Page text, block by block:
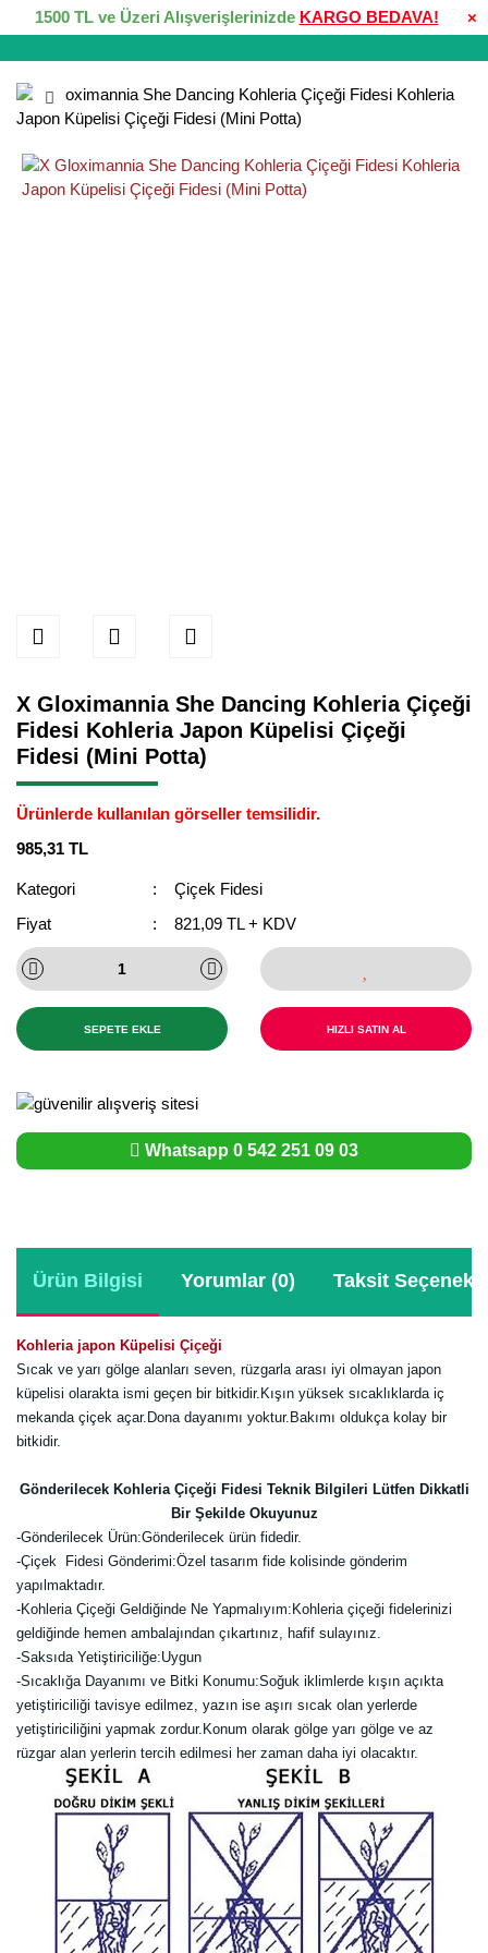
×
1500 TL ve Üzeri Alışverişlerinizde KARGO BEDAVA!
X Gloximannia She Dancing Kohleria Çiçeği
Fidesi Kohleria Japon Küpelisi Çiçeği
Fidesi (Mini Potta)
Ürünlerde kullanılan görseller temsilidir.
985,31 TL
Kategori
Çiçek Fidesi
Fiyat
821,09 TL + KDV
SEPETE EKLE HIZLI SATIN AL
Whatsapp 0 542 251 09 03
Ürün Bilgisi Yorumlar (0) Taksit
Kohleria japon Küpelisi Çiçeği
Sıcak ve yarı gölge alanları seven, rüzgarla arası iyi olmayan japon
küpelisi olarakta ismi geçen bir bitkidir.Kışın yüksek sıcaklıklarda iç
mekanda çiçek açar.Dona dayanımı yoktur.Bakımı oldukça kolay bir
bitkidir.
Gönderilecek Kohleria Çiçeği Fidesi Teknik Bilgileri Lütfen Dikkatli
Bir Şekilde Okuyunuz
-Gönderilecek Ürün:Gönderilecek ürün fidedir.
-Çiçek Fidesi Gönderimi:Özel tasarım fide kolisinde gönderim
yapılmaktadır.
-Kohleria Çiçeği Geldiğinde Ne Yapmalıyım:Kohleria çiçeği fidelerinizi
geldiğinde hemen ambalajından çıkartınız, hafif sulayınız.
-Saksıda Yetiştiriciliğe:Uygun
-Sıcaklığa Dayanımı ve Bitki Konumu:Soğuk iklimlerde kışın açıkta
yetiştiriciliği tavisye edilmez, yazın ise aşırı sıcak olan yerlerde
yetiştiriciliğini yapmak zordur.Konum olarak gölge yarı gölge ve az
rüzgar alan yerlerin tercih edilmesi her zaman daha iyi olacaktır.